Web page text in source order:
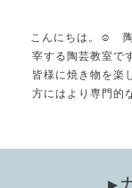
こんにちは。☺️
宰する陶芸教室で
皆様に焼き物を楽
方にはより専門的